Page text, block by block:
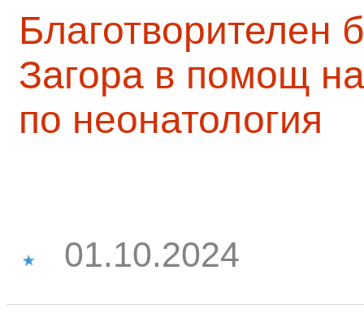
Благотворителен
Загора в помощ
по неонатология
01.10.2024